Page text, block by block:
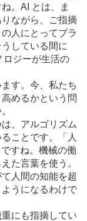
。AI とは、ま
ながら、ご指摘
人にとってブラ
している間に
ロジーが生活の
す。今、私たち
めるかという問
、アルゴリズム
ことです。「人
すね。機械の働
た言葉を使う。
人間の知能を超
うになるわけで
にも指摘してい